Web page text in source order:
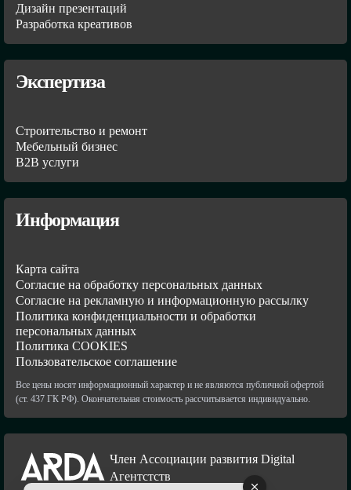
Дизайн презентаций
Разработка креативов
Экспертиза
Строительство и ремонт
Мебельный бизнес
В2В услуги
Информация
Карта сайта
Согласие на обработку персональных данных
Согласие на рекламную и информационную рассылку
Политика конфиденциальности и обработки
персональных данных
Политика COOKIES
Пользовательское соглашение
Все цены носят информационный характер и не являются публичной офертой
(ст. 437 ГК РФ). Окончательная стоимость рассчитывается индивидуально.
Член Ассоциации развития Digital
Агентстств